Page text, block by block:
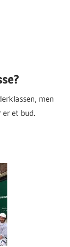
men
et bud.